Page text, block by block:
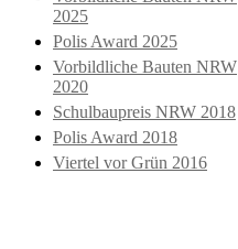
2025
Polis Award 2025
Vorbildliche Bauten NRW
2020
Schulbaupreis NRW 2018
Polis Award 2018
Viertel vor Grün 2016